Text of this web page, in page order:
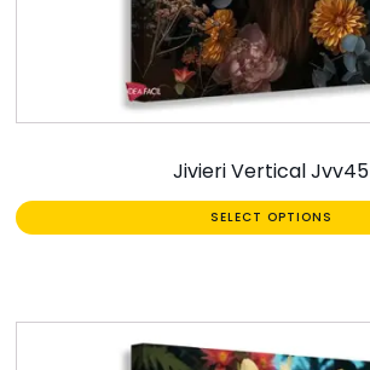
Jivieri Vertical Jvv45
SELECT OPTIONS